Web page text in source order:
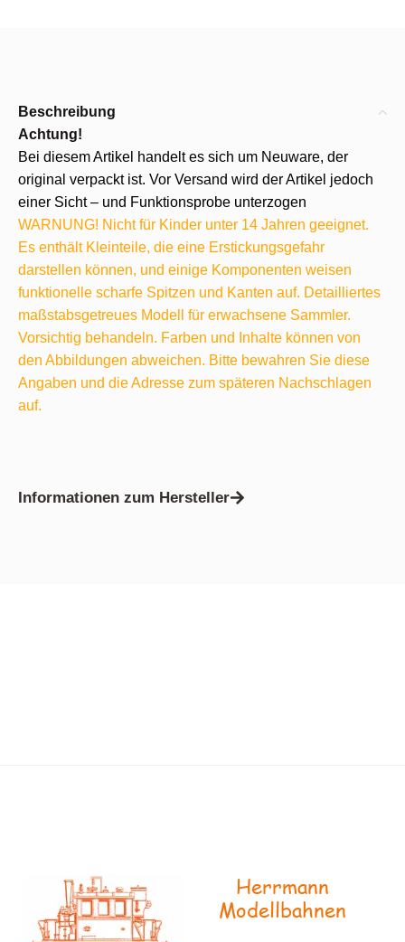
Beschreibung
Achtung!
Bei diesem Artikel handelt es sich um Neuware, der
original verpackt ist. Vor Versand wird der Artikel jedoch
einer Sicht – und Funktionsprobe unterzogen
WARNUNG! Nicht für Kinder unter 14 Jahren geeignet.
Es enthält Kleinteile, die eine Erstickungsgefahr
darstellen können, und einige Komponenten weisen
funktionelle scharfe Spitzen und Kanten auf. Detailliertes
maßstabsgetreues Modell für erwachsene Sammler.
Vorsichtig behandeln. Farben und Inhalte können von
den Abbildungen abweichen. Bitte bewahren Sie diese
Angaben und die Adresse zum späteren Nachschlagen
auf.
Informationen zum Hersteller
Herrmann
Modellbahnen